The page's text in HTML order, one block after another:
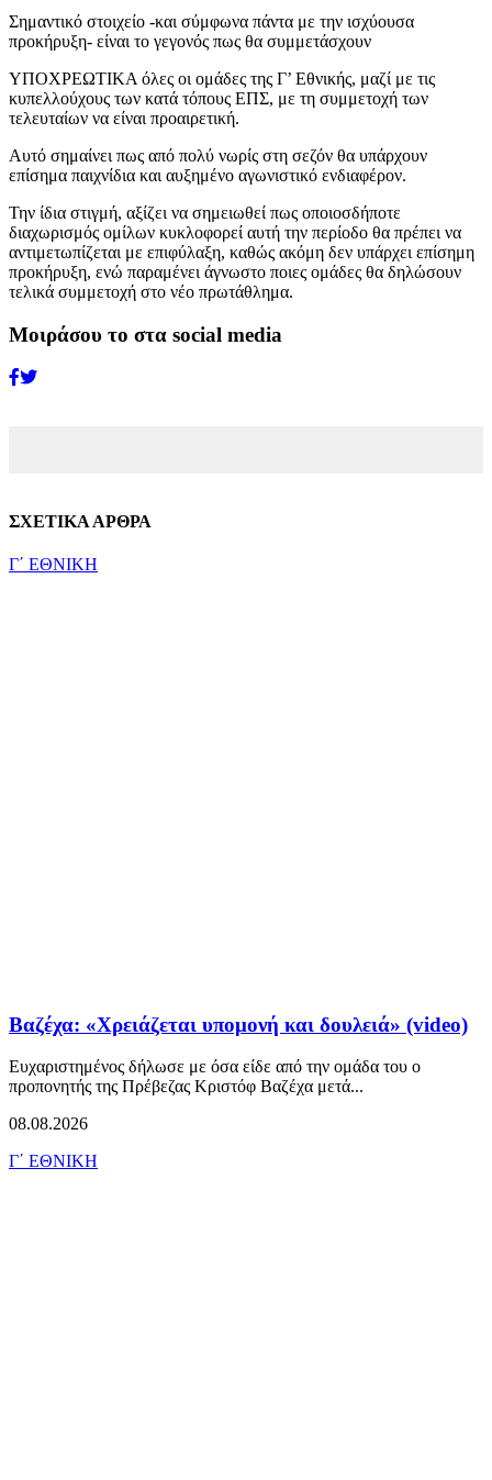
Σημαντικό στοιχείο -και σύμφωνα πάντα με την ισχύουσα
προκήρυξη- είναι το γεγονός πως θα συμμετάσχουν
ΥΠΟΧΡΕΩΤΙΚΑ όλες οι ομάδες της Γ’ Εθνικής, μαζί με τις
κυπελλούχους των κατά τόπους ΕΠΣ, με τη συμμετοχή των
τελευταίων να είναι προαιρετική.
Αυτό σημαίνει πως από πολύ νωρίς στη σεζόν θα υπάρχουν
επίσημα παιχνίδια και αυξημένο αγωνιστικό ενδιαφέρον.
Την ίδια στιγμή, αξίζει να σημειωθεί πως οποιοσδήποτε
διαχωρισμός ομίλων κυκλοφορεί αυτή την περίοδο θα πρέπει να
αντιμετωπίζεται με επιφύλαξη, καθώς ακόμη δεν υπάρχει επίσημη
προκήρυξη, ενώ παραμένει άγνωστο ποιες ομάδες θα δηλώσουν
τελικά συμμετοχή στο νέο πρωτάθλημα.
Μοιράσου το στα social media
ΣΧΕΤΙΚΑ ΑΡΘΡΑ
Γ΄ ΕΘΝΙΚΗ
Βαζέχα: «Χρειάζεται υπομονή και δουλειά» (video)
Ευχαριστημένος δήλωσε με όσα είδε από την ομάδα του ο
προπονητής της Πρέβεζας Κριστόφ Βαζέχα μετά...
08.08.2026
Γ΄ ΕΘΝΙΚΗ